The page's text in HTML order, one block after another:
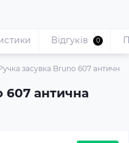
засувка Bruno 607 антична
607 антична
Відгуків 0